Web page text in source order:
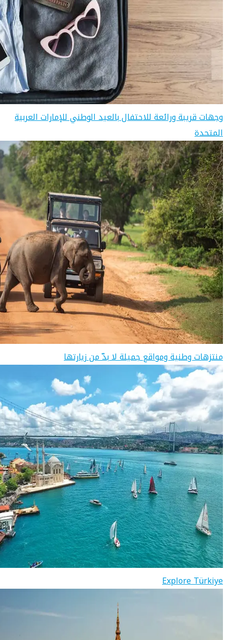
وجهات قريبة ورائعة للاحتفال بالعيد الوطني للإمارات العربية
المتحدة
منتزهات وطنية ومواقع جميلة لا بدّ من زيارتها
Explore Türkiye